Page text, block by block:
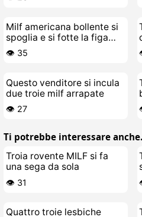
Milf americana bollente si
spoglia e si fotte la figa
con le dita
👁️ 35
Questo venditore si incula
due troie milf arrapate
👁️ 27
Ti potrebbe interessare
Troia rovente MILF si fa
una sega da sola
👁️ 31
Quattro troie lesbiche